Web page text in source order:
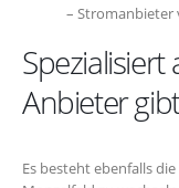
– Stromanbieter
Anbieter
Es besteht ebenfalls